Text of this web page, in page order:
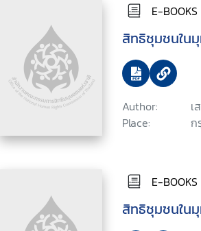
E-BOOKS
สิทธิชุมชนใน
Author:
เ
Place:
ก
E-BOOKS
สิทธิชุมชนใน